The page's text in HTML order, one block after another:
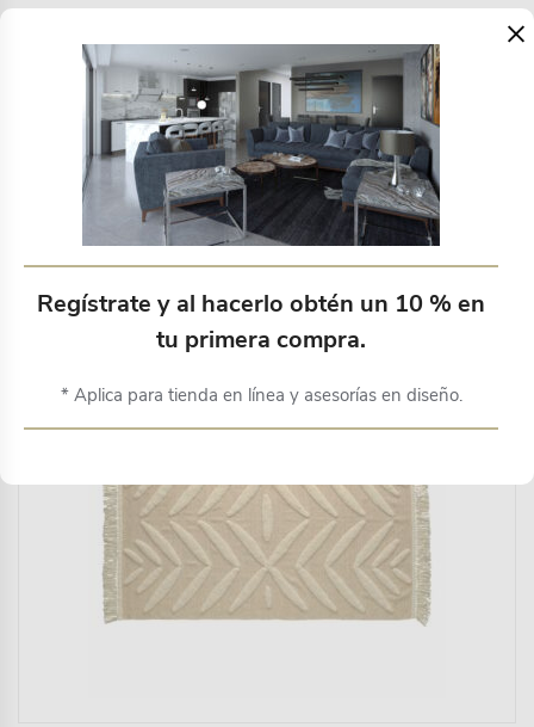
Donnie servilletas de tela Set 4 piezas Blanco.
Productos relacionados
×
Regístrate y al hacerlo obtén un 10 % en
tu primera compra.
* Aplica para tienda en línea y asesorías en diseño.